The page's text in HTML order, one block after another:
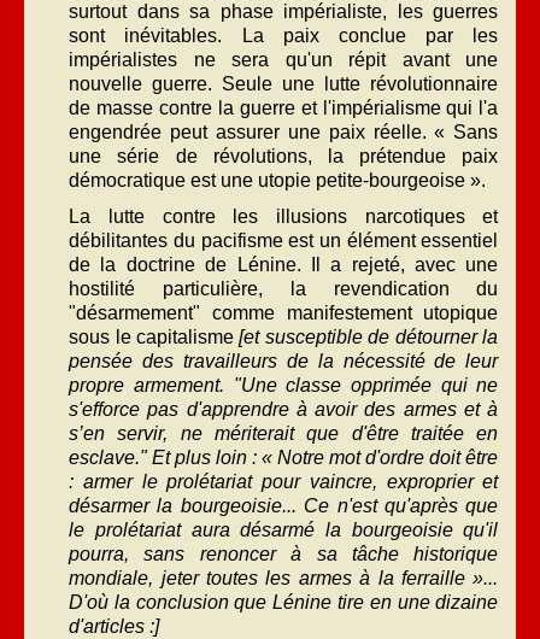
surtout dans sa phase impérialiste, les guerres
sont inévitables. La paix conclue par les
impérialistes ne sera qu'un répit avant une
nouvelle guerre. Seule une lutte révolutionnaire
de masse contre la guerre et l'impérialisme qui l'a
engendrée peut assurer une paix réelle. « Sans
une série de révolutions, la prétendue paix
démocratique est une utopie petite-bourgeoise ».
La lutte contre les illusions narcotiques et
débilitantes du pacifisme est un élément essentiel
de la doctrine de Lénine. Il a rejeté, avec une
hostilité particulière, la revendication du
"désarmement" comme manifestement utopique
sous le capitalisme[et susceptible de détourner la
pensée des travailleurs de la nécessité de leur
propre armement. "Une classe opprimée qui ne
s'efforce pas d'apprendre à avoir des armes et à
s’en servir, ne mériterait que d'être traitée en
esclave." Et plus loin : « Notre mot d'ordre doit être
: armer le prolétariat pour vaincre, exproprier et
désarmer la bourgeoisie... Ce n'est qu'après que
le prolétariat aura désarmé la bourgeoisie qu'il
pourra, sans renoncer à sa tâche historique
mondiale, jeter toutes les armes à la ferraille »...
D'où la conclusion que Lénine tire en une dizaine
d'articles :]